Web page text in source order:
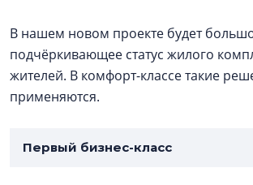
В нашем новом проекте будет
подчёркивающее статус жилого
жителей. В комфорт-классе такие
применяются.
Первый бизнес-класс